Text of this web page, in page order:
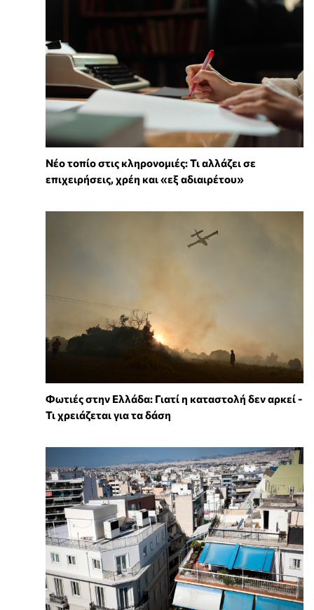
Νέο τοπίο στις κληρονομιές: Τι αλλάζει σε
επιχειρήσεις, χρέη και «εξ αδιαιρέτου»
Φωτιές στην Ελλάδα: Γιατί η καταστολή δεν αρκεί -
Τι χρειάζεται για τα δάση